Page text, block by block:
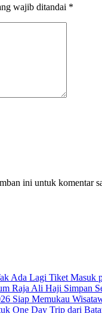
wajib ditandai *
ini untuk komentar
Ada Lagi Tiket Masuk
Raja Ali Haji Simpan
Siap Memukau
One Day Trip dari